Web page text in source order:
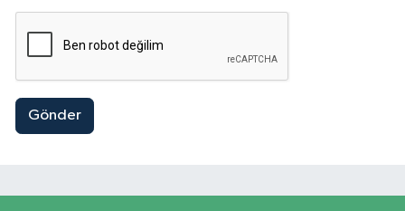
Gönder